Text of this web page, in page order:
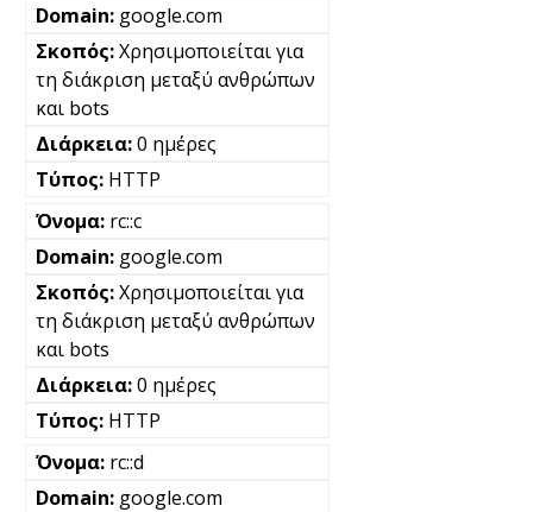
google.com
Χρησιμοποιείται για
τη διάκριση μεταξύ ανθρώπων
και bots
0 ημέρες
HTTP
rc::c
google.com
Χρησιμοποιείται για
τη διάκριση μεταξύ ανθρώπων
και bots
0 ημέρες
HTTP
rc::d
google.com